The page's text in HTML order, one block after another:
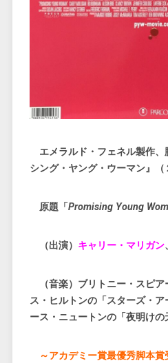
エメラルド・フェネル製作
シング・ヤング・ウーマン』（
原題「 Promising Young
（出演） キャリー・マリガン
（音楽）ブリトニー・スピア
ス・ヒルトンの「スターズ・
ース・ニュートンの「夜明けの
～アカデミー賞最優秀脚本賞